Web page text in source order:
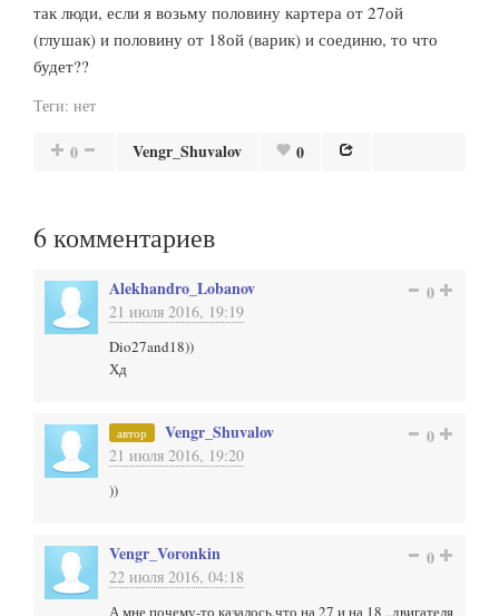
так люди, если я возьму половину картера от 27ой
(глушак) и половину от 18ой (варик) и соединю, то что
будет??
Теги: нет
0 Vengr_Shuvalov 0
6комментариев
Alekhandro_Lobanov
21 июля 2016, 19:19
0
Dio27and18))
Хд
автор Vengr_Shuvalov
21 июля 2016, 19:20
0
))
Vengr_Voronkin
22 июля 2016, 04:18
0
А мне почему-то казалось,что на 27 и на 18 .,двигателя